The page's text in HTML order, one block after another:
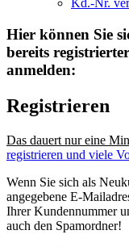
Kd.-Nr.
Hier können Sie
bereits
anmelden:
Registrieren
Das dauert nur eine
registrieren und viele
Wenn Sie sich als
angegebene E-
Ihrer Kundennummer
auch den Spamordner!